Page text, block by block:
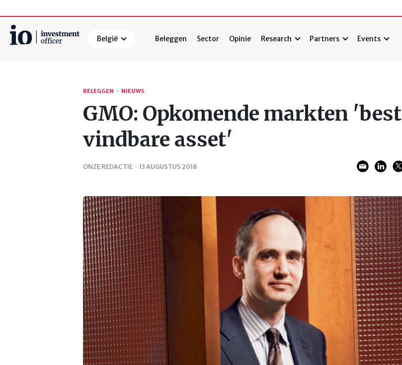
België Beleggen Sector Opinie Research Partners Events
BELEGGEN · NIEUWS
GMO: Opkomende markten 'best
vindbare asset'
ONZE REDACTIE · 13 AUGUSTUS 2018